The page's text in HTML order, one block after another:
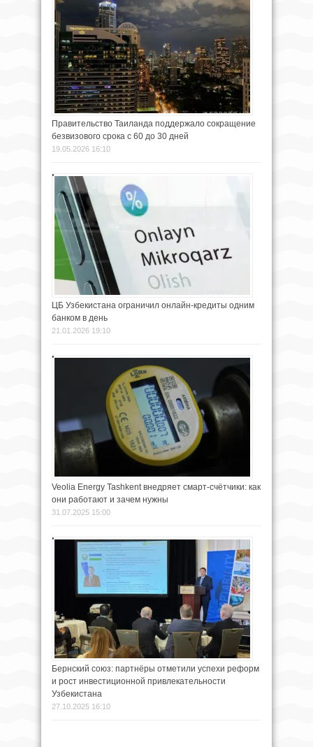
Правительство Таиланда поддержало сокращение
безвизового срока с 60 до 30 дней
19.05.2026 16:10
ЦБ Узбекистана ограничил онлайн-кредиты одним
банком в день
21.01.2026 19:10
Veolia Energy Tashkent внедряет смарт-счётчики: как
они работают и зачем нужны
31.07.2025 15:00
Бернский союз: партнёры отметили успехи реформ
и рост инвестиционной привлекательности
Узбекистана
27.10.2025 16:10